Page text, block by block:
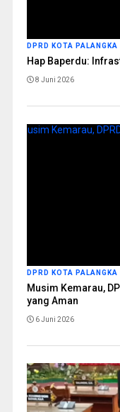
DPRD KOTA PALANGKA
Hap Baperdu:
8 Juni 2026
DPRD KOTA PALANGKA
Musim Kemarau,
yang Aman
6 Juni 2026